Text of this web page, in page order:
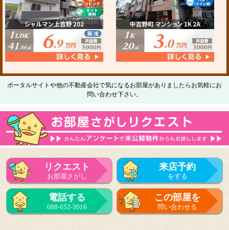
ポータルサイトや他の不動産会社で気になるお部屋がありましたらお気軽にお
問い合わせ下さい。
リクエスト
お部屋さがし
来店予約
をする
電話する
088-652-3016
この部屋を
問い合わせる